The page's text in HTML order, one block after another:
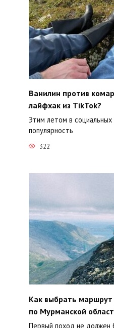
Ванилин против
лайфхак из TikTok?
Этим летом в социальных
популярность
322
Как выбрать маршрут
по Мурманской
Первый поход не должен